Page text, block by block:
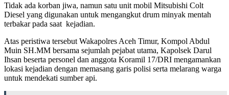
Tidak ada korban jiwa, namun satu unit mobil Mitsubishi Colt
Diesel yang digunakan untuk mengangkut drum minyak mentah
terbakar pada saat kejadian.
Atas peristiwa tersebut Wakapolres Aceh Timur, Kompol Abdul
Muin SH.MM bersama sejumlah pejabat utama, Kapolsek Darul
Ihsan beserta personel dan anggota Koramil 17/DRI mengamankan
lokasi kejadian dengan memasang garis polisi serta melarang warga
untuk mendekati sumber api.